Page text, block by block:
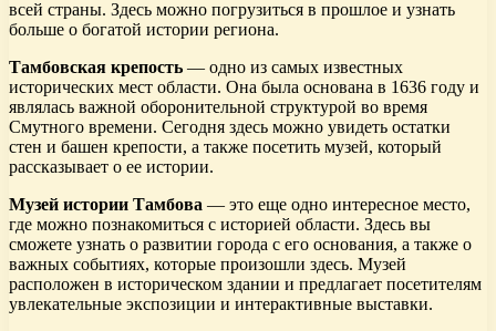
всей страны. Здесь можно погрузиться в прошлое и узнать
больше о богатой истории региона.
Тамбовская крепость — одно из самых известных
исторических мест области. Она была основана в 1636 году и
являлась важной оборонительной структурой во время
Смутного времени. Сегодня здесь можно увидеть остатки
стен и башен крепости, а также посетить музей, который
рассказывает о ее истории.
Музей истории Тамбова — это еще одно интересное место,
где можно познакомиться с историей области. Здесь вы
сможете узнать о развитии города с его основания, а также о
важных событиях, которые произошли здесь. Музей
расположен в историческом здании и предлагает посетителям
увлекательные экспозиции и интерактивные выставки.